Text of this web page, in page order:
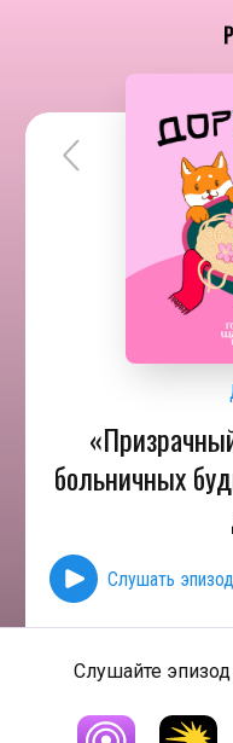
больничных
Слушать эпизод
Слушайте